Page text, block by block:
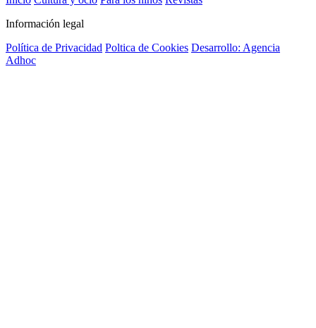
Información legal
Política de Privacidad Poltica de Cookies Desarrollo: Agencia
Adhoc